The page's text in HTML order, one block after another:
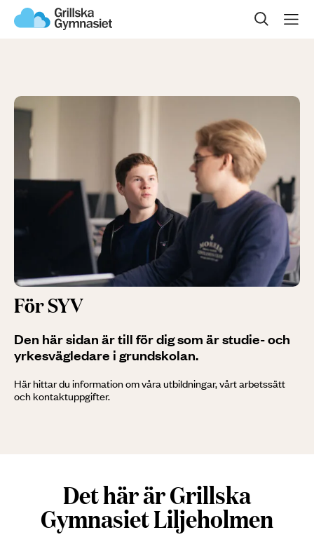
Våra program
Gymnasievalet
Kontakta oss
För SYV
Den här sidan är till för dig som är studie- och
yrkesvägledare i grundskolan.
Här hittar du information om våra utbildningar, vårt arbetssätt
och kontaktuppgifter.
Det här är Grillska
Gymnasiet Liljeholmen